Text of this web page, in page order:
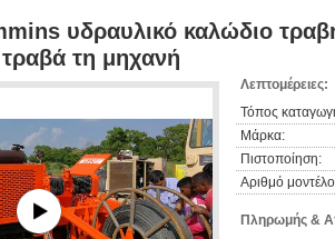
υδραυλικό καλώδιο
τη μηχανή
Λεπτομέρειες:
Τόπος
Μάρκα:
Πιστοποίηση:
Αριθμό
Πληρωμής &